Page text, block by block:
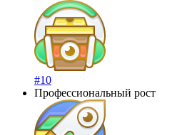
#10
Профессиональный рост